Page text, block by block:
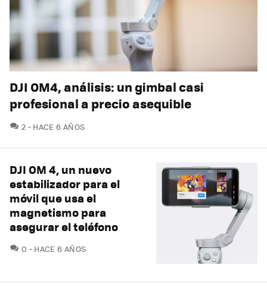
DJI OM4, análisis: un gimbal casi
profesional a precio asequible
2 COMENTARIOS
HACE 6 AÑOS
DJI OM 4, un nuevo
estabilizador para el
móvil que usa el
magnetismo para
asegurar el teléfono
0 COMENTARIOS
HACE 6 AÑOS